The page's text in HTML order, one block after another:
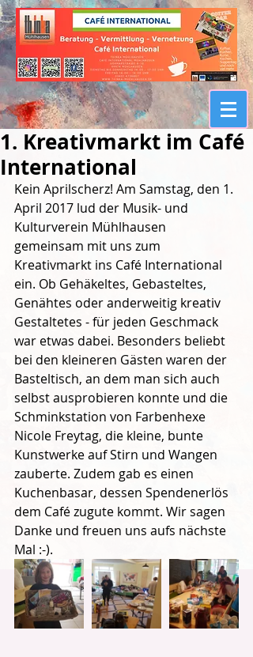
1. Kreativmarkt im Café
International
Kein Aprilscherz! Am Samstag, den 1.
April 2017 lud der Musik- und
Kulturverein Mühlhausen
gemeinsam mit uns zum
Kreativmarkt ins Café International
ein. Ob Gehäkeltes, Gebasteltes,
Genähtes oder anderweitig kreativ
Gestaltetes - für jeden Geschmack
war etwas dabei. Besonders beliebt
bei den kleineren Gästen waren der
Basteltisch, an dem man sich auch
selbst ausprobieren konnte und die
Schminkstation von Farbenhexe
Nicole Freytag, die kleine, bunte
Kunstwerke auf Stirn und Wangen
zauberte. Zudem gab es einen
Kuchenbasar, dessen Spendenerlös
dem Café zugute kommt. Wir sagen
Danke und freuen uns aufs nächste
Mal :-).